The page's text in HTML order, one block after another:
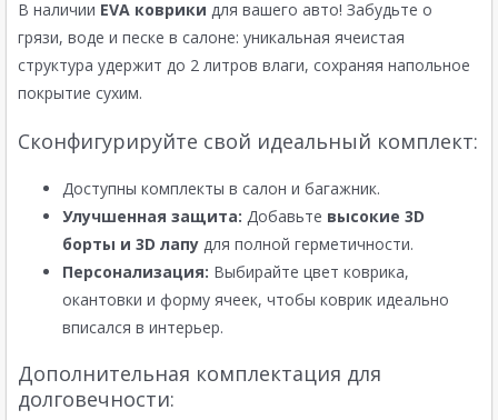
В наличии EVA коврики для вашего авто! Забудьте о
грязи, воде и песке в салоне: уникальная ячеистая
структура удержит до 2 литров влаги, сохраняя напольное
покрытие сухим.
Сконфигурируйте свой идеальный комплект:
Доступны комплекты в салон и багажник.
Улучшенная защита: Добавьте высокие 3D
борты и 3D лапу для полной герметичности.
Персонализация: Выбирайте цвет коврика,
окантовки и форму ячеек, чтобы коврик идеально
вписался в интерьер.
Дополнительная комплектация для
долговечности: